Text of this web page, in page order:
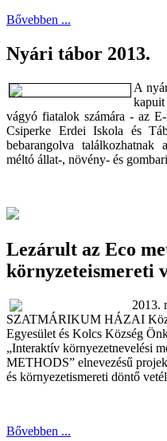
Bővebben ...
Nyári tábor 2013.
A
kapuit
vágyó fiatalok számára - az
Csiperke Erdei Iskola és
bebarangolva
méltó állat-, növény- és
Lezárult az Eco
környzeteismereti
2013.
SZATMÁRIKUM HÁZAI
Egyesület és Kolcs Község
„Interaktív környezetnevelési
METHODS” elnevezésű
és környezetismereti döntő
Bővebben ...